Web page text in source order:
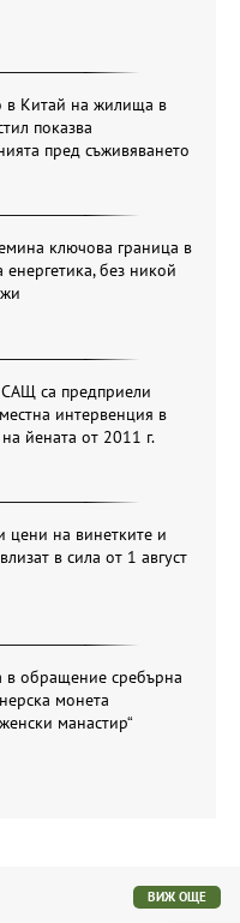
в Китай на жилища в
показва
пред съживяването
ключова граница в
енергетика, без никой
са предприели
интервенция в
йената от 2011 г.
цени на винетките и
в сила от 1 август
в обращение сребърна
монета
манастир“
ВИЖ ОЩЕ